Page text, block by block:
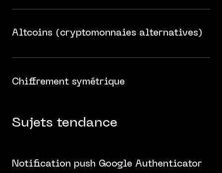
Altcoins (cryptomonnaies alternatives)
Chiffrement symétrique
Sujets tendance
Notification push Google Authenticator